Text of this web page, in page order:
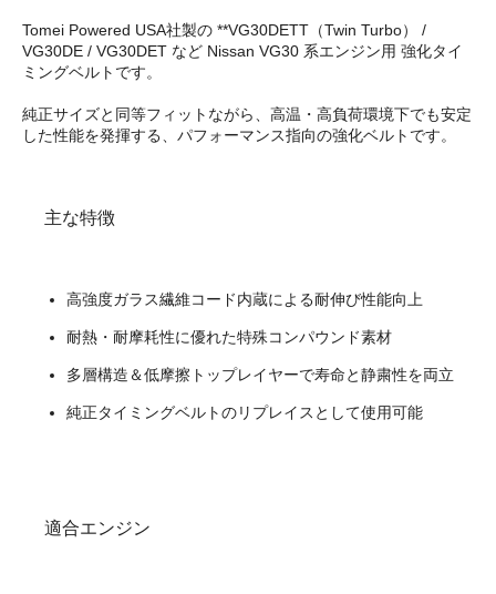
Tomei Powered USA社製の **VG30DETT（Twin Turbo） /
VG30DE / VG30DET など Nissan VG30 系エンジン用 強化タイ
ミングベルトです。
純正サイズと同等フィットながら、高温・高負荷環境下でも安定
した性能を発揮する、パフォーマンス指向の強化ベルトです。
主な特徴
高強度ガラス繊維コード内蔵による耐伸び性能向上
耐熱・耐摩耗性に優れた特殊コンパウンド素材
多層構造＆低摩擦トップレイヤーで寿命と静粛性を両立
純正タイミングベルトのリプレイスとして使用可能
適合エンジン